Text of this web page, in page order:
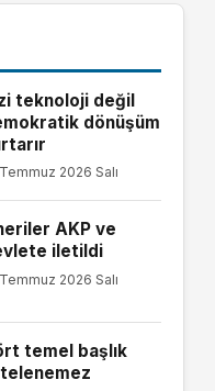
teknoloji değil
dönüşüm
2026 Salı
AKP ve
iletildi
2026 Salı
temel başlık